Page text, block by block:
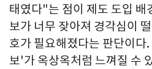
태였다"는 점이 제도 도입 배
보가 너무 잦아져 경각심이
호가 필요해졌다는 판단이다
보'가 옥상옥처럼 느껴질 수